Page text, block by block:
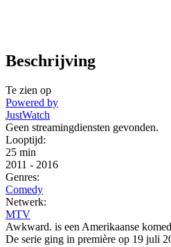
Beschrijving
Te zien op
Powered by
JustWatch
Geen streamingdiensten gevonden.
Looptijd:
25 min
2011 - 2016
Genres:
Comedy
Netwerk:
MTV
Awkward. is een Amerikaanse
De serie ging in première op 19 juli